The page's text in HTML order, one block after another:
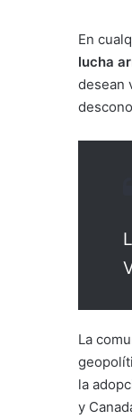
En
lucha
desean
La
la
y